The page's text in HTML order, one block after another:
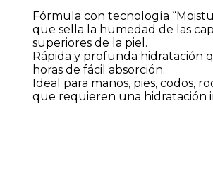
Fórmula con tecnología
que sella la humedad de las
superiores de la piel.
Rápida y profunda hidratación
horas de fácil absorción.
Ideal para manos, pies, codos,
que requieren una hidratación